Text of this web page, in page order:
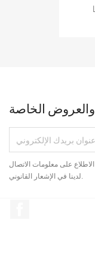
الخاصة
على معلومات الاتصال
لدينا في الإشعار القانوني.